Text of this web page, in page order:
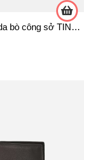
Thắt lưng da bò công sở TINO 04 -D02 TRẮNG